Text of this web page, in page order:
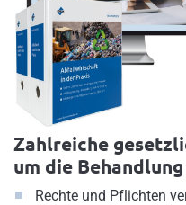
Zahlreiche
um die
Rechte und Pflichten